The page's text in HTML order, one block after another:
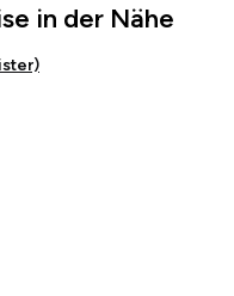
in der Nähe